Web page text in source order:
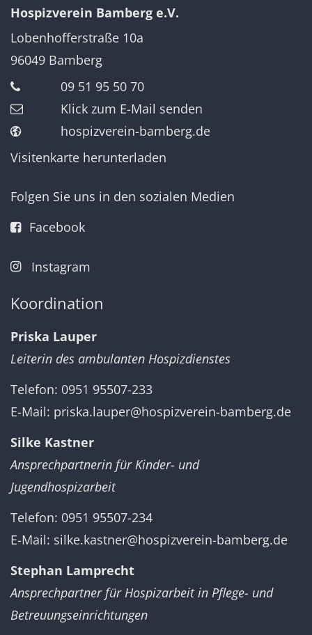
Hospizverein Bamberg e.V.
Lobenhofferstraße 10a
96049 Bamberg
09 51 95 50 70
Klick zum E-Mail senden
hospizverein-bamberg.de
Visitenkarte herunterladen
Folgen Sie uns in den sozialen Medien
Facebook
Instagram
Koordination
Priska Lauper
Leiterin des ambulanten Hospizdienstes
Telefon: 0951 95507-233
E-Mail: priska.lauper@hospizverein-bamberg.de
Silke Kastner
Ansprechpartnerin für Kinder- und
Jugendhospizarbeit
Telefon: 0951 95507-234
E-Mail: silke.kastner@hospizverein-bamberg.de
Stephan Lamprecht
Ansprechpartner für Hospizarbeit in Pflege- und
Betreuungseinrichtungen